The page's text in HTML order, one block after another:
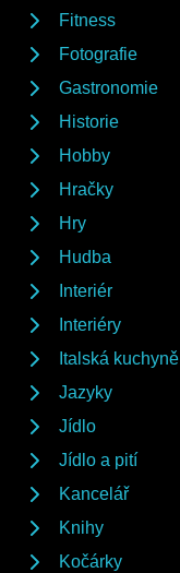
Fitness
Fotografie
Gastronomie
Historie
Hobby
Hračky
Hry
Hudba
Interiér
Interiéry
Italská kuchyně
Jazyky
Jídlo
Jídlo a pití
Kancelář
Knihy
Kočárky